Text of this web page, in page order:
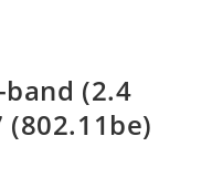
band (2.4
(802.11be)